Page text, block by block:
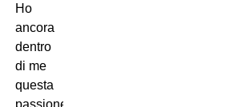
Ho
ancora
dentro
di me
questa
passione